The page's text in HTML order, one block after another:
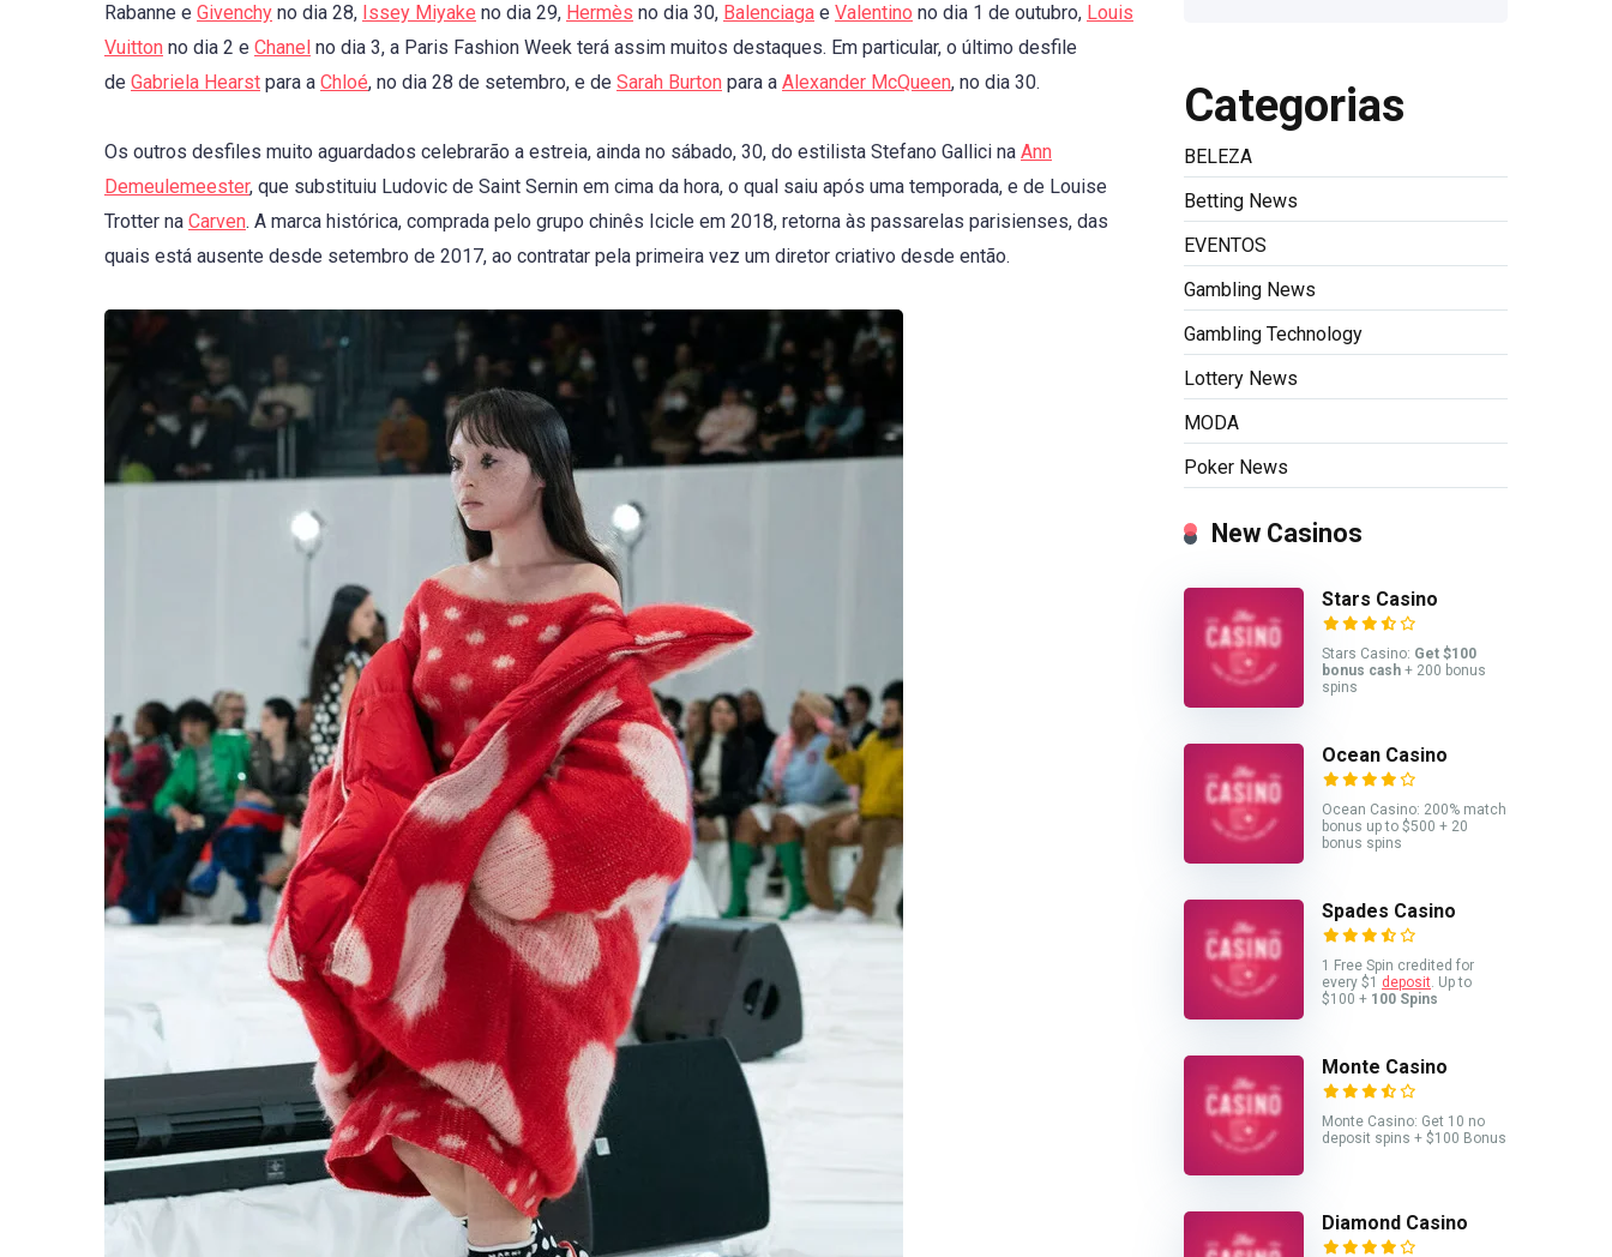
Rabanne e Givenchy no dia 28, Issey Miyake no dia 29, Hermès no dia 30, Balenciaga e Valentino no dia 1 de outubro, Louis
Vuitton no dia 2 e Chanel no dia 3, a Paris Fashion Week terá assim muitos destaques. Em particular, o último desfile
de Gabriela Hearst para a Chloé, no dia 28 de setembro, e de Sarah Burton para a Alexander McQueen, no dia 30.
Os outros desfiles muito aguardados celebrarão a estreia, ainda no sábado, 30, do estilista Stefano Gallici na Ann
Demeulemeester, que substituiu Ludovic de Saint Sernin em cima da hora, o qual saiu após uma temporada, e de Louise
Trotter na Carven. A marca histórica, comprada pelo grupo chinês Icicle em 2018, retorna às passarelas parisienses, das
quais está ausente desde setembro de 2017, ao contratar pela primeira vez um diretor criativo desde então.
Categorias
BELEZA
Betting News
EVENTOS
Gambling News
Gambling Technology
Lottery News
MODA
Poker News
New Casinos
Stars Casino
Stars Casino: Get $100
bonus cash + 200 bonus
spins
Ocean Casino
Ocean Casino: 200% match
bonus up to $500 + 20
bonus spins
Spades Casino
1 Free Spin credited for
every $1 deposit. Up to
$100 + 100 Spins
Monte Casino
Monte Casino: Get 10 no
deposit spins + $100 Bonus
Diamond Casino